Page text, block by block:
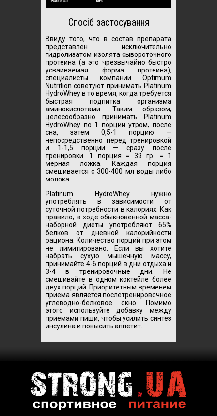
Спосіб застосування
Ввиду того, что в состав препарата
представлен исключительно
гидролизатом изолята сывороточного
протеина (а это чрезвычайно быстро
усваиваемая форма протеина),
специалисты компании Optimum
Nutrition советуют принимать Platinum
HydroWhey в то время, когда требуется
быстрая подпитка организма
аминокислотами. Таким образом,
целесообразно принимать Platinum
HydroWhey по 1 порции утром, после
сна, затем 0,5-1 порцию —
непосредственно перед тренировкой
и 1-1,5 порции — сразу после
тренировки. 1 порция = 39 гр. = 1
мерная ложка. Каждая порция
смешивается с 300-400 мл воды либо
молока.
Platinum HydroWhey нужно
употреблять в зависимости от
суточной потребности в калориях. Как
правило, в ходе обыкновенной масса-
наборной диеты употребляют 65%
белков от дневной калорийности
рациона. Количество порций при этом
не лимитировано. Если вы хотите
набрать сухую мышечную массу,
принимайте 4-6 порций в дни отдыха и
3-4 в тренировочные дни. Не
смешивайте в одном коктейле более
двух порций. Приоритетным временем
приема является послетренировочное
углеводно-белковое окно. Помимо
этого используйте добавку между
приемами пищи, чтобы усилить синтез
инсулина и повысить аппетит.